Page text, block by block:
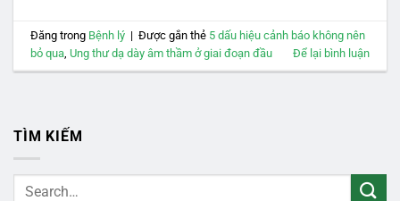
Đăng trong Bệnh lý | Được gắn thẻ 5 dấu hiệu cảnh báo không nên
bỏ qua, Ung thư dạ dày âm thầm ở giai đoạn đầu Để lại bình luận
TÌM KIẾM